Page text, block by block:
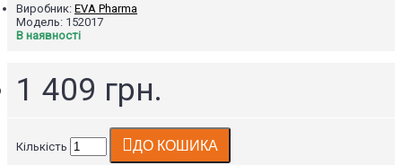
Виробник: EVA Pharma
Модель: 152017
В наявності
1 409 грн.
Кількість ДО КОШИКА